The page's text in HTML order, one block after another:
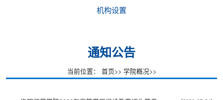
机构设置
通知公告
当前位置： 首页>> 学院概况>>